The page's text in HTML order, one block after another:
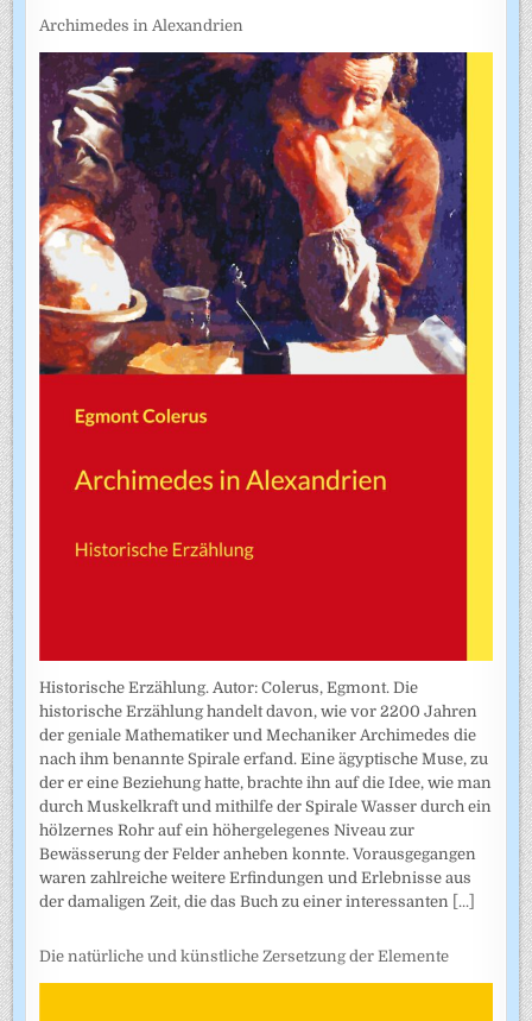
Archimedes in Alexandrien
Historische Erzählung. Autor: Colerus, Egmont. Die
historische Erzählung handelt davon, wie vor 2200 Jahren
der geniale Mathematiker und Mechaniker Archimedes die
nach ihm benannte Spirale erfand. Eine ägyptische Muse, zu
der er eine Beziehung hatte, brachte ihn auf die Idee, wie man
durch Muskelkraft und mithilfe der Spirale Wasser durch ein
hölzernes Rohr auf ein höhergelegenes Niveau zur
Bewässerung der Felder anheben konnte. Vorausgegangen
waren zahlreiche weitere Erfindungen und Erlebnisse aus
der damaligen Zeit, die das Buch zu einer interessanten [...]
Die natürliche und künstliche Zersetzung der Elemente